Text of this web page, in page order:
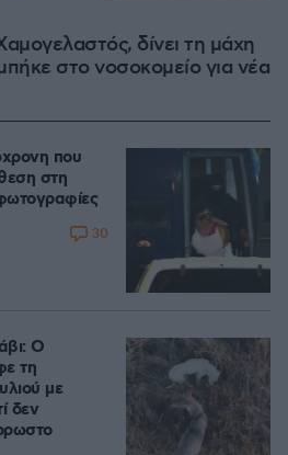
δίνει τη μάχη
στο νοσοκομείο για νέα
που
στη
30
Ο
τη
με
δεν